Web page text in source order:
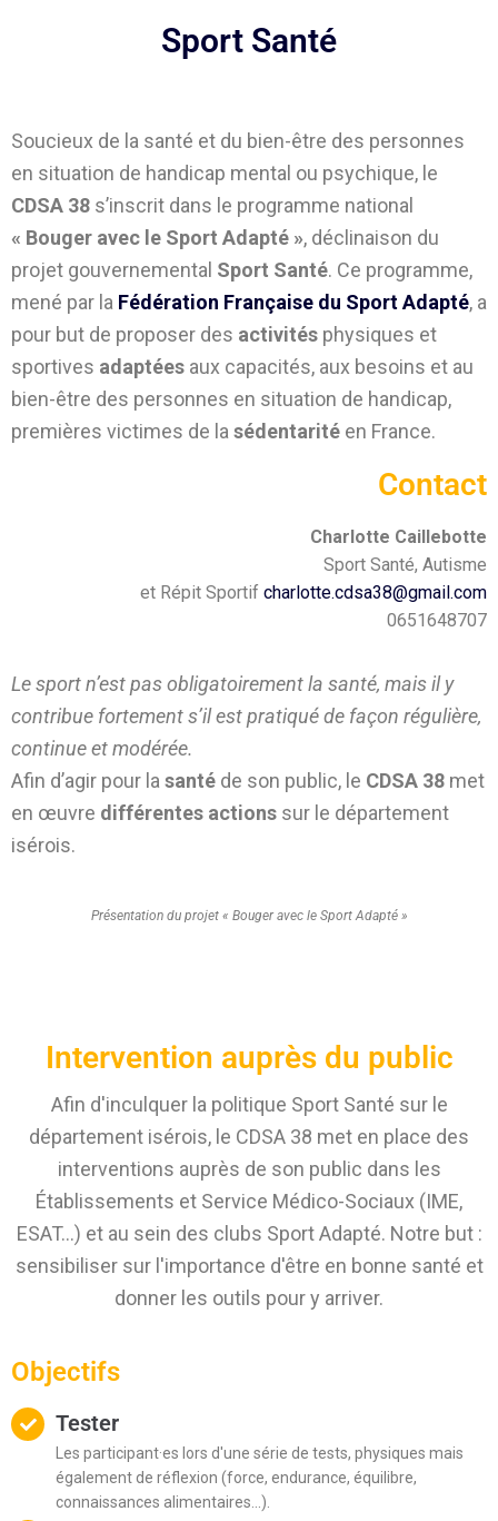
Sport Santé
Soucieux de la santé et du bien-être des personnes
en situation de handicap mental ou psychique, le
CDSA 38 s’inscrit dans le programme national
« Bouger avec le Sport Adapté », déclinaison du
projet gouvernemental Sport Santé. Ce programme,
mené par la Fédération Française du Sport Adapté, a
pour but de proposer des activités physiques et
sportives adaptées aux capacités, aux besoins et au
bien-être des personnes en situation de handicap,
premières victimes de la sédentarité en France.
Contact
Charlotte Caillebotte
Sport Santé, Autisme
et Répit Sportif charlotte.cdsa38@gmail.com
0651648707
Le sport n’est pas obligatoirement la santé, mais il y
contribue fortement s’il est pratiqué de façon régulière,
continue et modérée.
Afin d’agir pour la santé de son public, le CDSA 38 met
en œuvre différentes actions sur le département
isérois.
Présentation du projet « Bouger avec le Sport Adapté »
Intervention auprès du public
Afin d'inculquer la politique Sport Santé sur le
département isérois, le CDSA 38 met en place des
interventions auprès de son public dans les
Établissements et Service Médico-Sociaux (IME,
ESAT…) et au sein des clubs Sport Adapté. Notre but :
sensibiliser sur l'importance d'être en bonne santé et
donner les outils pour y arriver.
Objectifs
Tester
Les participant·es lors d'une série de tests, physiques mais
également de réflexion (force, endurance, équilibre,
connaissances alimentaires...).